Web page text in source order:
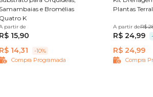
Samambaias e Bromélias
Quatro K
500 g
partir de
R$ 15,90
R$ 14,31
-10%
Compra Programada
Plantas Terral
Único
A partir deR$
R$ 24,99
R$ 24,99
Compra